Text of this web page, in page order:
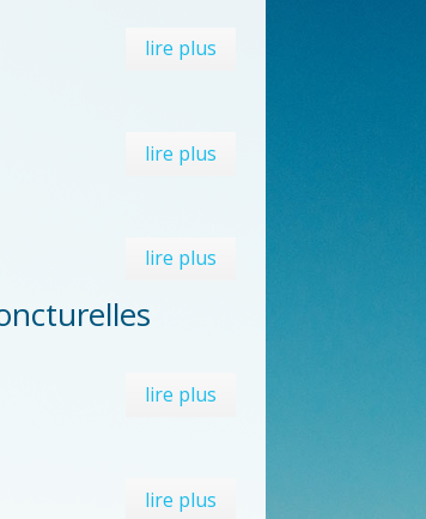
lire plus
lire plus
lire plus
lire plus
lire plus